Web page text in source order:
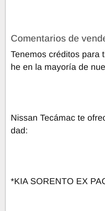
Comentarios de
Tenemos créditos para
he en la mayoría de
Nissan Tecámac te
dad:
*KIA SORENTO EX